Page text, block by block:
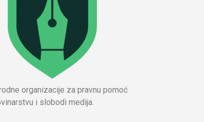
organizacije za pravnu pomoć
i slobodi medija.